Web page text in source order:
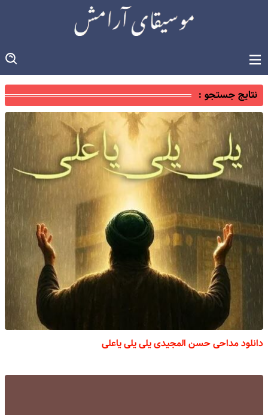
نتایج جستجو :
دانلود مداحی حسن المجیدی یلی یلی یاعلی